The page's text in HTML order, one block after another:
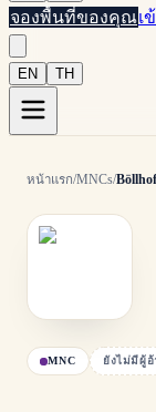
จองพื้นที่ของคุณเ
EN TH
หน้าแรก/MNCs/
MNC ยังไม่มีผู้